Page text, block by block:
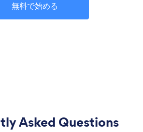
無料で始める
Asked Questions